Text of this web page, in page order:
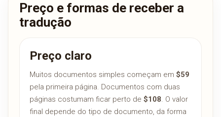
Preço e formas de receber a
tradução
Preço claro
Muitos documentos simples começam em $59
pela primeira página. Documentos com duas
páginas costumam ficar perto de $108. O valor
final depende do tipo de documento, da forma